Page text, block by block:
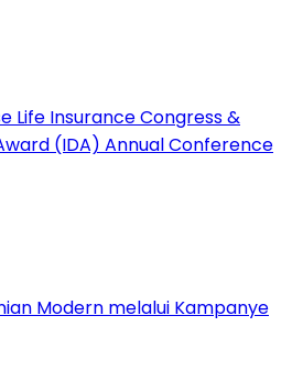
Life Insurance Congress &
(IDA) Annual Conference
Modern melalui Kampanye